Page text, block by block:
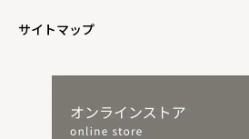
サイトマップ